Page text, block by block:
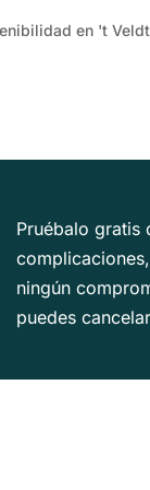
en 't
Pruébalo gratis
ningún
puedes